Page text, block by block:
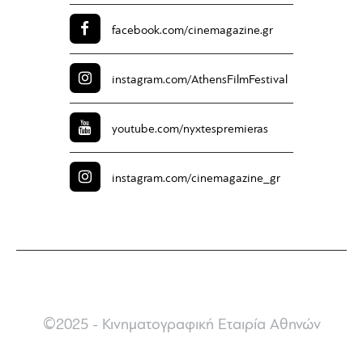
facebook.com/cinemagazine.gr
instagram.com/AthensFilmFestival
youtube.com/nyxtespremieras
instagram.com/cinemagazine_gr
©2025 - Κινηματογραφική Εταιρία Αθηνών